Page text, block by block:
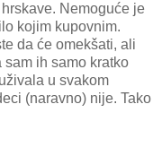
Nemoguće je
kojim kupovnim.
da će omekšati, ali
ih samo kratko
u svakom
(naravno) nije. Tako